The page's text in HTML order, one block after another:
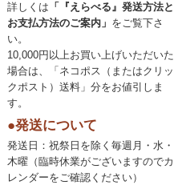
詳しくは 「『えらべる』発送方法と
お支払方法のご案内」 をご覧下さ
い。
10,000円以上お買い上げいただいた
場合は、「ネコポス（またはクリッ
クポスト）送料」分をお値引しま
す。
●発送について
発送日：祝祭日を除く毎週月・水・
木曜（臨時休業がございますのでカ
レンダーをご確認ください）